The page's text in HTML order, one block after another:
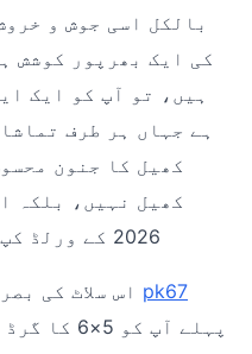
بالکل اسی جوش و
کی ایک بھرپور کوشش
ہیں، تو آپ کو ایک
ہے جہاں ہر طرف
کھیل کا جنون
کھیل نہیں، بلکہ
2026 کے ورلڈ کپ کے ماحول میں لے جاتا ہے۔
pk67
پہلے آپ